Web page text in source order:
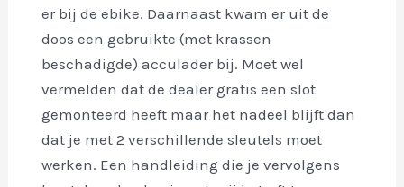
er bij de ebike. Daarnaast kwam er uit de
doos een gebruikte (met krassen
beschadigde) acculader bij. Moet wel
vermelden dat de dealer gratis een slot
gemonteerd heeft maar het nadeel blijft dan
dat je met 2 verschillende sleutels moet
werken. Een handleiding die je vervolgens